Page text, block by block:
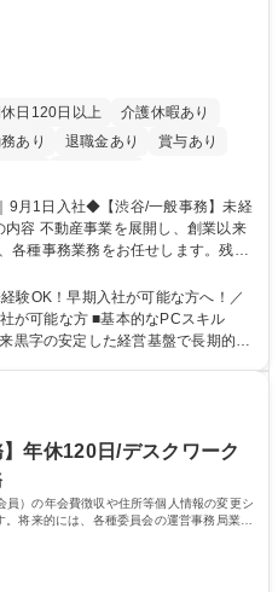
日120日以上
介護休暇あり
あり 退職金あり
賞与あり
各種事務業務をお任せします。残業
取得が可能なため、WLBを整えたい
ことができます。 【業務詳細】■電
管理 ■データ入力や書類作成 ■契約
験OK！早期入社が可能な方へ！／
が可能な方 ■基本的なPCスキル
ポート 学歴・資格 学
格：
年休120日/デスクワーク
）の年会費徴収や住所等個人情報の変更シ
将来的には、各種委員会の運営事務局業務